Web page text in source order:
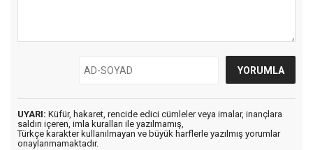
UYARI: Küfür, hakaret, rencide edici cümleler veya imalar, inançlara
saldırı içeren, imla kuralları ile yazılmamış,
Türkçe karakter kullanılmayan ve büyük harflerle yazılmış yorumlar
onaylanmamaktadır.